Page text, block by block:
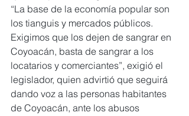
“La base de la economía popular son
los tianguis y mercados públicos.
Exigimos que los dejen de sangrar en
Coyoacán, basta de sangrar a los
locatarios y comerciantes”, exigió el
legislador, quien advirtió que seguirá
dando voz a las personas habitantes
de Coyoacán, ante los abusos